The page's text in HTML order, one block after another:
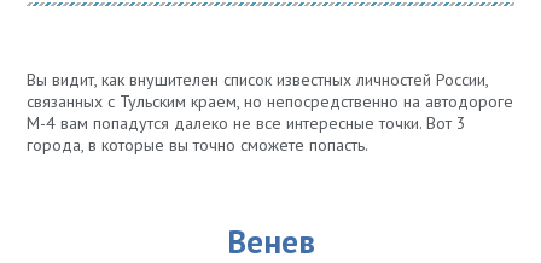
Вы видит, как внушителен список известных личностей России,
связанных с Тульским краем, но непосредственно на автодороге
М-4 вам попадутся далеко не все интересные точки. Вот 3
города, в которые вы точно сможете попасть.
Венев